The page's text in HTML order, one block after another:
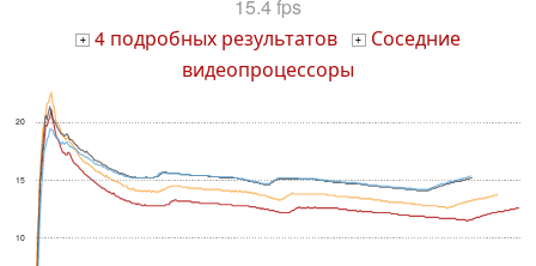
15.4 fps
+ 4 подробных результатов + Соседние
видеопроцессоры
10
15
20